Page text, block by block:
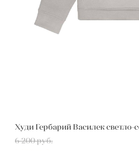
Худи Гербарий Василек светло-
6 200 pуб.